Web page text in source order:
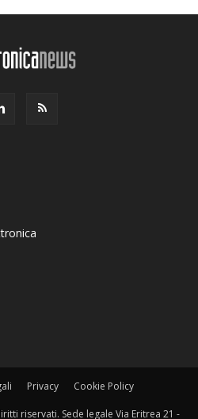
Privacy Cookie Policy
riservati. Sede legale Via Eritrea 21 -